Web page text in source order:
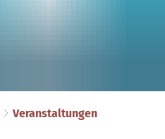
Veranstaltungen